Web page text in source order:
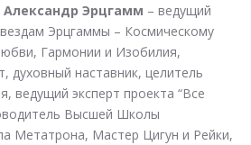
Александр Эрцгамм – ведущий
Эрцгаммы – Космическому
Гармонии и Изобилия,
духовный наставник, целитель
ведущий эксперт проекта “Все
Высшей Школы
Метатрона, Мастер Цигун и Рейки,